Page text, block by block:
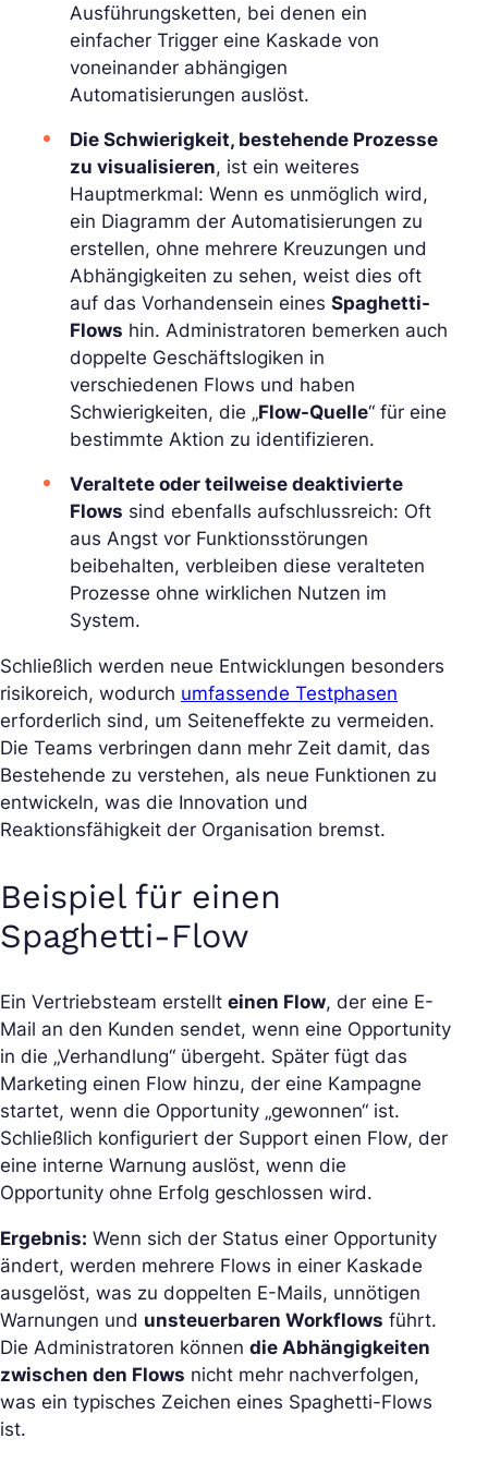
Ausführungsketten, bei denen ein
einfacher Trigger eine Kaskade von
voneinander abhängigen
Automatisierungen auslöst.
Die Schwierigkeit, bestehende Prozesse
zu visualisieren, ist ein weiteres
Hauptmerkmal: Wenn es unmöglich wird,
ein Diagramm der Automatisierungen zu
erstellen, ohne mehrere Kreuzungen und
Abhängigkeiten zu sehen, weist dies oft
auf das Vorhandensein eines Spaghetti-
Flows hin. Administratoren bemerken auch
doppelte Geschäftslogiken in
verschiedenen Flows und haben
Schwierigkeiten, die „Flow-Quelle“ für eine
bestimmte Aktion zu identifizieren.
Veraltete oder teilweise deaktivierte
Flows sind ebenfalls aufschlussreich: Oft
aus Angst vor Funktionsstörungen
beibehalten, verbleiben diese veralteten
Prozesse ohne wirklichen Nutzen im
System.
Schließlich werden neue Entwicklungen besonders
risikoreich, wodurch umfassende Testphasen
erforderlich sind, um Seiteneffekte zu vermeiden.
Die Teams verbringen dann mehr Zeit damit, das
Bestehende zu verstehen, als neue Funktionen zu
entwickeln, was die Innovation und
Reaktionsfähigkeit der Organisation bremst.
Beispiel für einen
Spaghetti-Flow
Ein Vertriebsteam erstellt einen Flow, der eine E-
Mail an den Kunden sendet, wenn eine Opportunity
in die „Verhandlung“ übergeht. Später fügt das
Marketing einen Flow hinzu, der eine Kampagne
startet, wenn die Opportunity „gewonnen“ ist.
Schließlich konfiguriert der Support einen Flow, der
eine interne Warnung auslöst, wenn die
Opportunity ohne Erfolg geschlossen wird.
Ergebnis: Wenn sich der Status einer Opportunity
ändert, werden mehrere Flows in einer Kaskade
ausgelöst, was zu doppelten E-Mails, unnötigen
Warnungen und unsteuerbaren Workflows führt.
Die Administratoren können die Abhängigkeiten
zwischen den Flows nicht mehr nachverfolgen,
was ein typisches Zeichen eines Spaghetti-Flows
ist.